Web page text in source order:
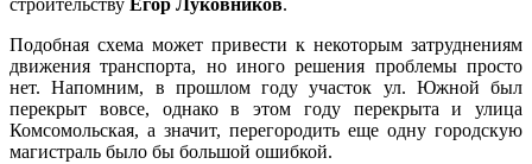
строительству Егор Луковников.
Подобная схема может привести к некоторым затруднениям
движения транспорта, но иного решения проблемы просто
нет. Напомним, в прошлом году участок ул. Южной был
перекрыт вовсе, однако в этом году перекрыта и улица
Комсомольская, а значит, перегородить еще одну городскую
магистраль было бы большой ошибкой.